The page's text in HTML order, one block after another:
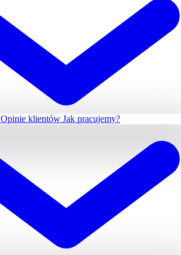
Opinie klientów Jak pracujemy?